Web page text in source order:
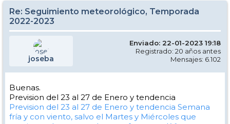
Re: Seguimiento meteorológico, Temporada
2022-2023
joseba
Enviado: 22-01-2023 19:18
Registrado: 20 años antes
Mensajes: 6.102
Buenas.
Prevision del 23 al 27 de Enero y tendencia
Prevision del 23 al 27 de Enero y tendencia Semana
fría y con viento, salvo el Martes y Miércoles que